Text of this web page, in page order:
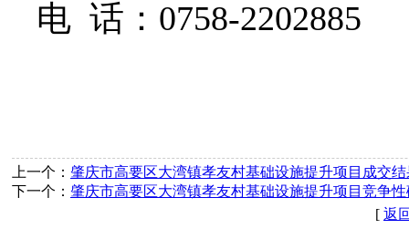
电 话：0758-2202885
上一个： 肇庆市高要区大湾镇孝友村基础设施提升项目成交
下一个： 肇庆市高要区大湾镇孝友村基础设施提升项目竞争
[ 返